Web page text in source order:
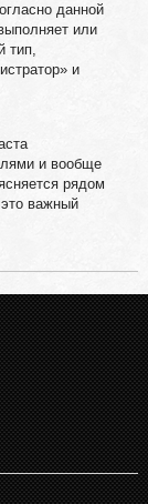
данной
или
тип,
и
и вообще
рядом
важный